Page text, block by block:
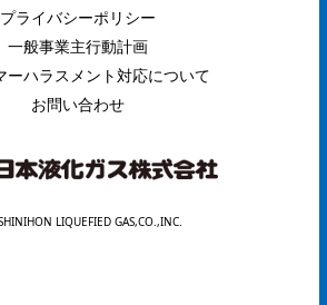
プライバシーポリシー
一般事業主行動計画
ーハラスメント対応について
お問い合わせ
LIQUEFIED GAS,CO.,INC.